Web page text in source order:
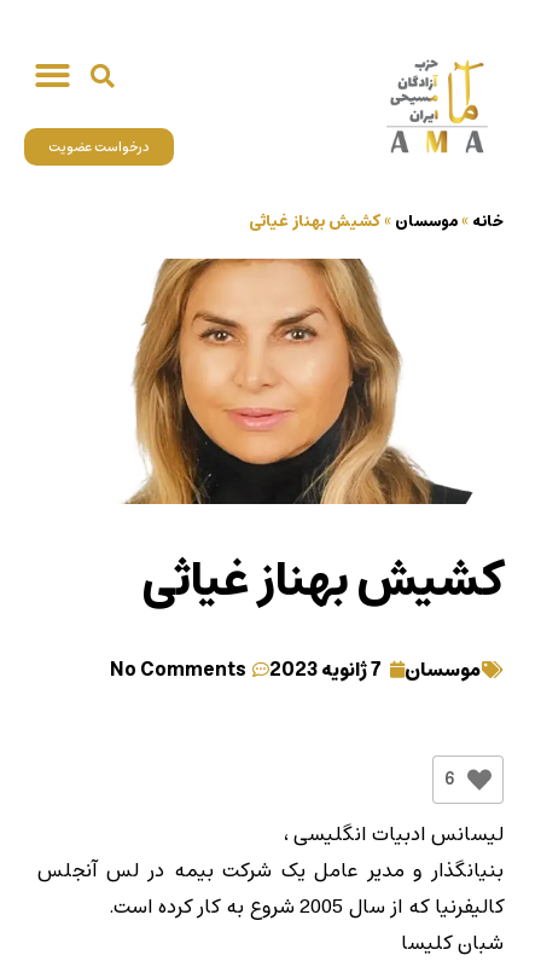
درخواست عضویت
خانه»موسسان»کشیش بهناز غیاثی
کشیش بهناز غیاثی
موسسان 7 ژانویه 2023 No Comments
6
لیسانس ادبیات انگلیسی ،
بنیانگذار و مدیر عامل یک شرکت بیمه در لس آنجلس
کالیفرنیا که از سال 2005 شروع به کار کرده است.
شبان کلیسا